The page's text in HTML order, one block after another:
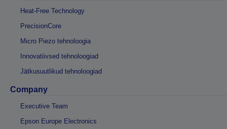
Heat-Free Technology
PrecisionCore
Micro Piezo tehnoloogia
Innovatiivsed tehnoloogiad
Jätkusuutlikud tehnoloogiad
Company
Executive Team
Epson Europe Electronics